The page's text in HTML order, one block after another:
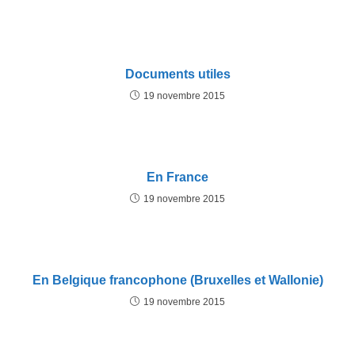
Documents utiles
19 novembre 2015
En France
19 novembre 2015
En Belgique francophone (Bruxelles et Wallonie)
19 novembre 2015